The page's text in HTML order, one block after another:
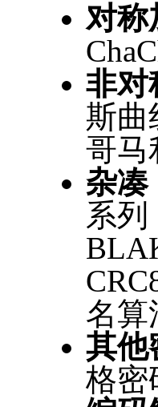
对称
非对
斯曲
哥马
杂凑
系列
名算
其他
格密